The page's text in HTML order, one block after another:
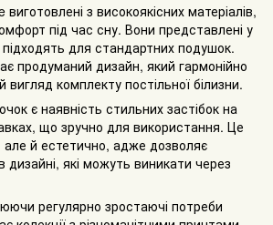
з високоякісних матеріалів,
під час сну. Вони представлені у
підходять для стандартних подушок.
продуманий дизайн, який гармонійно
комплекту постільної білизни.
є наявність стильних застібок на
що зручно для використання. Це
й естетично, адже дозволяє
дизайні, які можуть виникати через
регулярно зростаючі потреби